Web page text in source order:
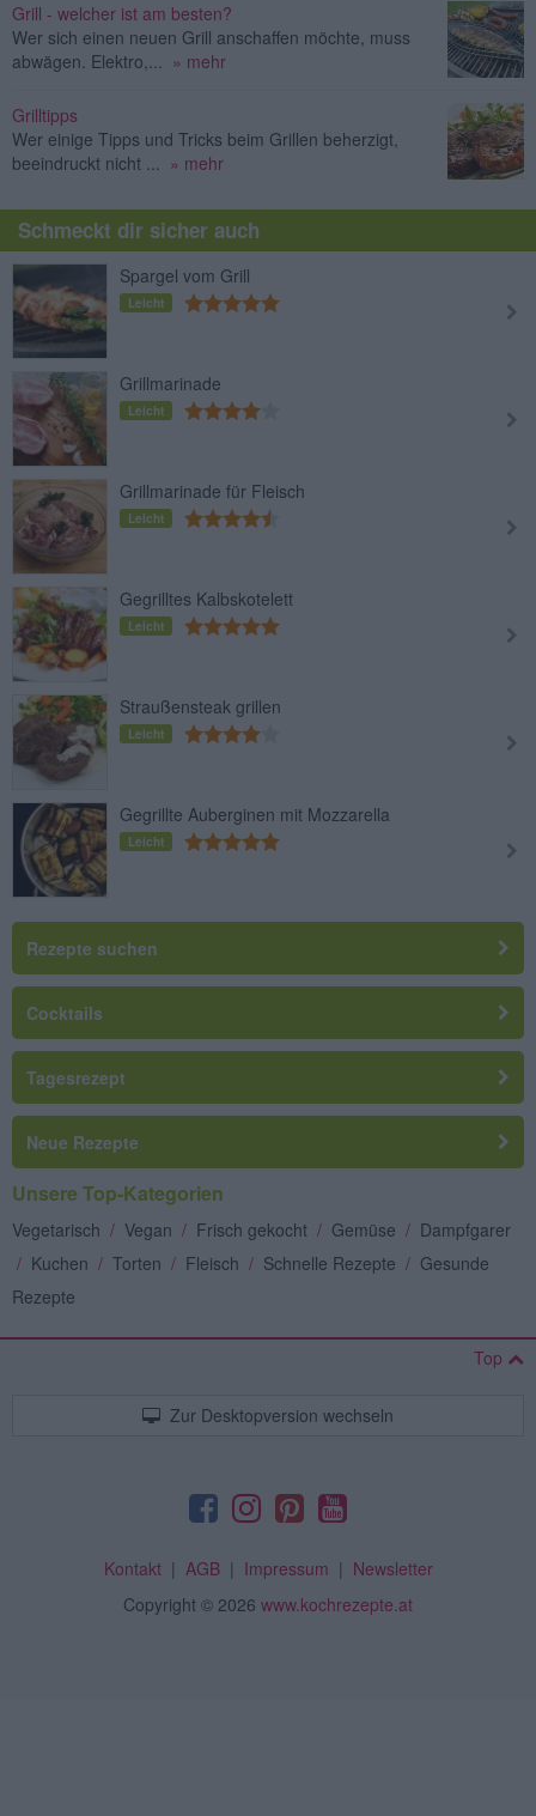
Grill - welcher ist am besten?
Wer sich einen neuen Grill anschaffen möchte, muss
abwägen. Elektro,... » mehr
Grilltipps
Wer einige Tipps und Tricks beim Grillen beherzigt,
beeindruckt nicht ... » mehr
Schmeckt dir sicher auch
Spargel vom Grill
Leicht
Grillmarinade
Leicht
Grillmarinade für Fleisch
Leicht
Gegrilltes Kalbskotelett
Leicht
Straußensteak grillen
Leicht
Gegrillte Auberginen mit Mozzarella
Leicht
Rezepte suchen
Cocktails
Tagesrezept
Neue Rezepte
Unsere Top-Kategorien
Vegetarisch / Vegan / Frisch gekocht / Gemüse / Dampfgarer
/ Kuchen / Torten / Fleisch / Schnelle Rezepte / Gesunde
Rezepte
Top
Zur Desktopversion wechseln
Kontakt| AGB| Impressum | Newsletter
Copyright © 2026 www.kochrezepte.at